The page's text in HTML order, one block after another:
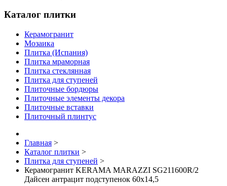
Каталог плитки
Керамогранит
Мозаика
Плитка (Испания)
Плитка мраморная
Плитка стеклянная
Плитка для ступеней
Плиточные бордюры
Плиточные элементы декора
Плиточные вставки
Плиточный плинтус
Главная >
Каталог плитки >
Плитка для ступеней >
Керамогранит KERAMA MARAZZI SG211600R/2
Дайсен антрацит подступенок 60х14,5